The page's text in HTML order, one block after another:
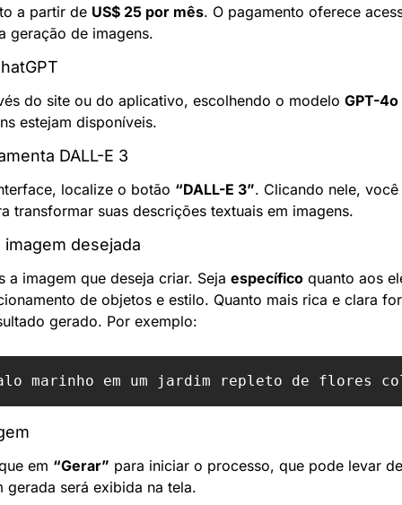
a partir de US$ 25 por mês. O pagamento oferece
geração de imagens.
do site ou do aplicativo, escolhendo o modelo GPT-4o
estejam disponíveis.
DALL-E 3
localize o botão “DALL-E 3”. Clicando nele,
transformar suas descrições textuais em imagens.
desejada
a imagem que deseja criar. Seja específico quanto aos
de objetos e estilo. Quanto mais rica e clara
gerado. Por exemplo:
em “Gerar” para iniciar o processo, que pode levar
gerada será exibida na tela.